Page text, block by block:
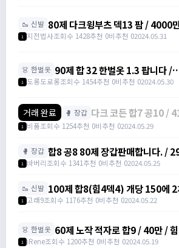
🥾 신발 80제 다크윙부츠 덱13 팜 / 4000
https://open.kakao.com/o/
1 지전법사조회수 1428추천 0비추천 02024.05.31
👗 한벌옷 90제 합 32 한벌옷 1.3 팝니다 /
130,000,000 / 90제 합 32 한벌
https://open.kakao.com/
1 도롱도로롱조회수 1454추천 0비추천 02024.05.30
거래 완료 🥊 장갑 다크 코든 합7 공10 / 4150만원 / 다크 코든
다크코든 /
1 비품조회수 1254추천 0비추천 02024.05.29
🥊 장갑 합8 공8 80제 장갑판매합니다. /
https://open.kakao.com/o/
1 바버리조회수 1341추천 0비추천 02024.05.25
🥾 신발 100제 합8(힘4덱4) 개당 150에
1500000 /
1 고래9조회수 1176추천 0비추천 02024.05.22
👗 한벌옷 60제 노작 적자로 합9 / 40만 /
https://open.kakao.com/
1 iRene조회수 1200추천 0비추천 02024.05.19